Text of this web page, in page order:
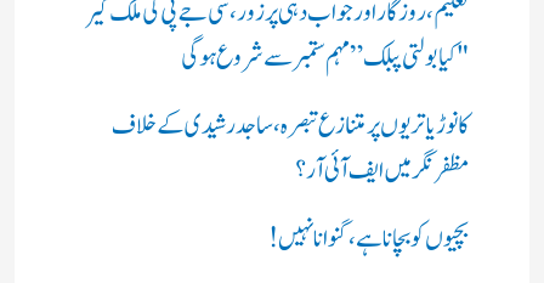
تعلیم، روزگار اور جواب دہی پر زور، سی جے پی کی ملک گیر
"کیا بولتی پبلک” مہم ستمبر سے شروع ہوگی
کانوڑ یاتریوں پر متنازع تبصرہ، ساجد رشیدی کے خلاف
مظفرنگر میں ایف آئی آر؟
بچیوں کو بچانا ہے، گنوانا نہیں!